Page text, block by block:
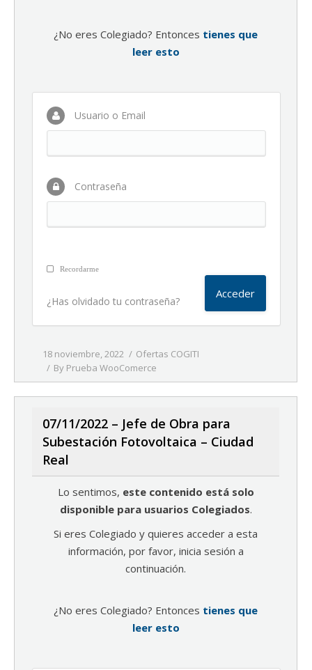
¿No eres Colegiado? Entonces tienes que
leer esto
Usuario o Email
Contraseña
Recordarme
¿Has olvidado tu contraseña?
18 noviembre, 2022
Ofertas COGITI
By Prueba WooComerce
07/11/2022 – Jefe de Obra para
Subestación Fotovoltaica – Ciudad
Real
Lo sentimos, este contenido está solo
disponible para usuarios Colegiados.
Si eres Colegiado y quieres acceder a esta
información, por favor, inicia sesión a
continuación.
¿No eres Colegiado? Entonces tienes que
leer esto